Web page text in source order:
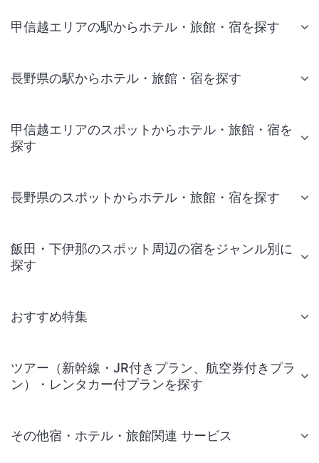
甲信越エリアの駅からホテル・旅館・宿を探す
長野県の駅からホテル・旅館・宿を探す
甲信越エリアのスポットからホテル・旅館・宿を
探す
長野県のスポットからホテル・旅館・宿を探す
飯田・下伊那のスポット周辺の宿をジャンル別に
探す
おすすめ特集
ツアー（新幹線・JR付きプラン、航空券付きプラ
ン）・レンタカー付プランを探す
その他宿・ホテル・旅館関連 サービス